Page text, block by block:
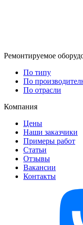
Ремонтируемое
По типу
По
По отрасли
Компания
Цены
Наши заказчики
Примеры работ
Статьи
Отзывы
Вакансии
Контакты